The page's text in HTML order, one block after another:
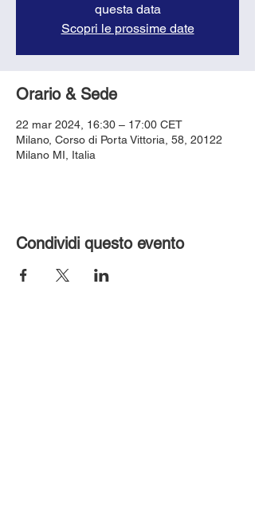
questa data
Scopri le prossime date
Orario & Sede
22 mar 2024, 16:30 – 17:00 CET
Milano, Corso di Porta Vittoria, 58, 20122
Milano MI, Italia
Condividi questo evento